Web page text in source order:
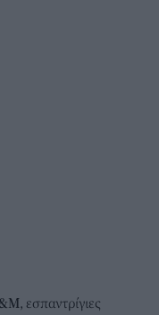
, εσπαντρίγιες